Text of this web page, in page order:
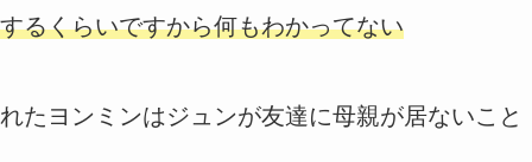
るくらいですから何もわかってない
たヨンミンはジュンが友達に母親が居ないこと